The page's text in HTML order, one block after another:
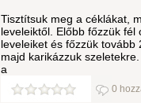
Tisztítsuk meg a céklákat,
leveleiktől. Előbb főzzük
leveleiket és főzzük
majd karikázzuk
a
0